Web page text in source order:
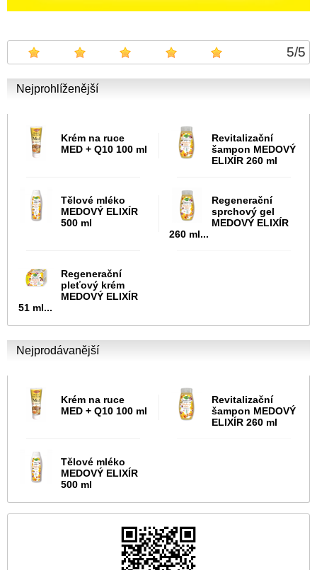
5/5
Nejprohlíženější
Krém na ruce
MED + Q10 100 ml
Revitalizační
šampon MEDOVÝ
ELIXÍR 260 ml
Tělové mléko
MEDOVÝ ELIXÍR
500 ml
Regenerační
sprchový gel
MEDOVÝ ELIXÍR
260 ml...
Regenerační
pleťový krém
MEDOVÝ ELIXÍR
51 ml...
Nejprodávanější
Krém na ruce
MED + Q10 100 ml
Revitalizační
šampon MEDOVÝ
ELIXÍR 260 ml
Tělové mléko
MEDOVÝ ELIXÍR
500 ml